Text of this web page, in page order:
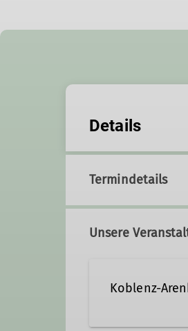
Details
Termindetails
Unsere
Koblenz-